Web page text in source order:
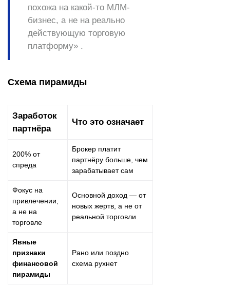
похожа на какой-то МЛМ-
бизнес, а не на реально
действующую торговую
платформу» .
Схема пирамиды
Заработок
партнёра
Что это означает
200% от
спреда
Брокер платит
партнёру больше, чем
зарабатывает сам
Фокус на
привлечении,
а не на
торговле
Основной доход — от
новых жертв, а не от
реальной торговли
Явные
признаки
финансовой
пирамиды
Рано или поздно
схема рухнет